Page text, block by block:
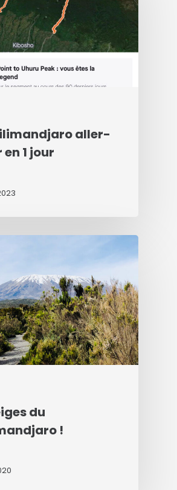
aller-
1 jour
du
!